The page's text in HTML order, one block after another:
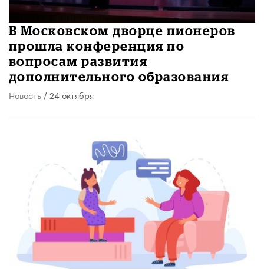
​В Московском дворце пионеров
прошла конференция по
вопросам развития
дополнительного образования
Новость / 24 октября